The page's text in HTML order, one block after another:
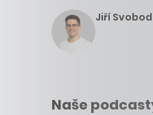
Jiří
Naše